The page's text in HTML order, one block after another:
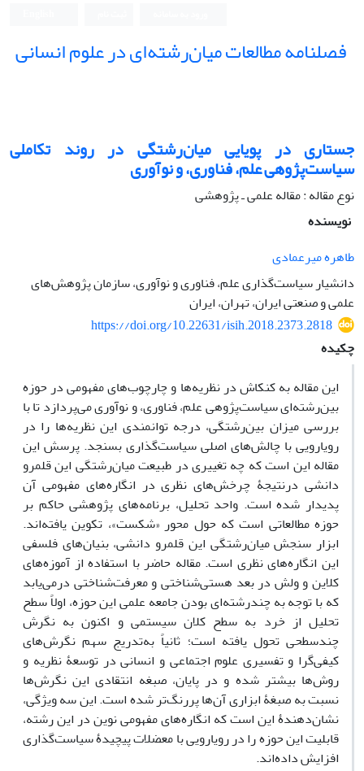
فصلنامه مطالعات میان‌رشته‌ای در علوم انسانی
جستاری در پویایی میان‌رشتگی در روند تکاملی
سیاست‌پژوهی علم، فناوری، و نوآوری
نوع مقاله : مقاله علمی ـ پژوهشی
نویسنده
طاهره میرعمادی
دانشیار سیاست‌گذاری علم، فناوری و نوآوری، سازمان پژوهش‌های
علمی و صنعتی ایران، تهران، ایران
https://doi.org/10.22631/isih.2018.2373.2818
چکیده
این مقاله به کنکاش در نظریه‌ها و چارچوب‌های مفهومی در حوزه
بین‌رشته‌ای سیاست‌پژوهی علم، فناوری، و نوآوری می‌پردازد تا با
بررسی میزان بین‌رشتگی، درجه توانمندی این نظریه‌ها را در
رویارویی با چالش‌های اصلی سیاست‌گذاری بسنجد. پرسش این
مقاله این است که چه تغییری در طبیعت میان‌رشتگی این قلمرو
دانشی درنتیجۀ چرخش‌های نظری در انگاره‌های مفهومی آن
پدیدار شده است. واحد تحلیل، برنامه‌های پژوهشی حاکم بر
حوزه مطالعاتی است که حول محور «شکست»، تکوین یافته‌اند.
ابزار سنجش میان‌رشتگی این قلمرو دانشی، بنیان‌های فلسفی
این انگاره‌های نظری است. مقاله حاضر با استفاده از آموزه‌های
کلاین و ولش در بعد هستی‌شناختی و معرفت‌شناختی درمی‌یابد
که با توجه به چندرشته‌ای بودن جامعه علمی این حوزه، اولاً سطح
تحلیل از خرد به سطح کلان سیستمی و اکنون به نگرش
چندسطحی تحول یافته است؛ ثانیاً به‌تدریج سهم نگرش‌های
کیفی‌گرا و تفسیری علوم اجتماعی و انسانی در توسعۀ نظریه و
روش‌ها بیشتر شده و در پایان، صبغه انتقادی این نگرش‌ها
نسبت به صبغۀ ابزاری آن‌ها پررنگ‌تر شده است. این سه ویژگی،
نشان‌دهندۀ این است که انگاره‌های مفهومی نوین در این رشته،
قابلیت این حوزه را در رویارویی با معضلات پیچیدۀ سیاست‌گذاری
افزایش داده‌اند.